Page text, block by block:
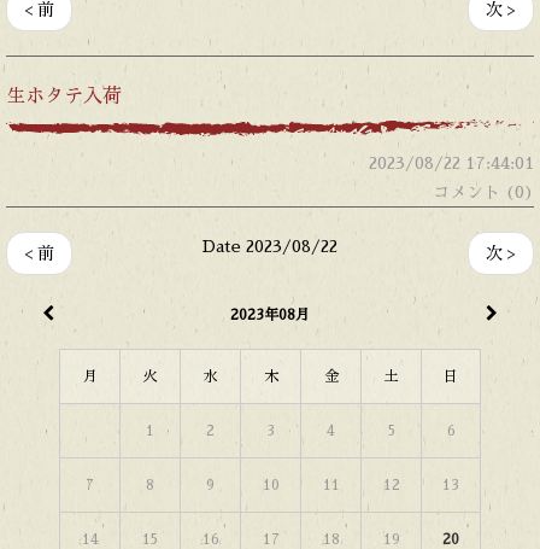
< 前 次 >
生ホタテ入荷
2023/08/22 17:44:01
コメント (0)
< 前 次 >
Date 2023/08/22
2023年08月
月 火 水 木 金 土 日
1 2 3 4 5 6
7 8 9 10 11 12 13
14 15 16 17 18 19 20